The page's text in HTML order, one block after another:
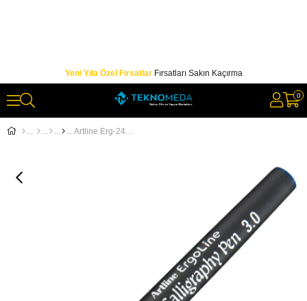
Yeni Yıla Özel FırsatlarFırsatları Sakın Kaçırma
0
Artline Erg-243 Kaligrafi Kalemi 3 mm Mavi